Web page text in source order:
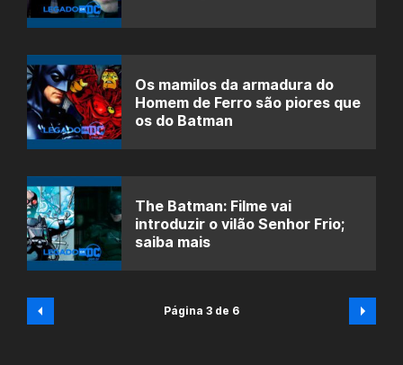
Os mamilos da armadura do
Homem de Ferro são piores que
os do Batman
The Batman: Filme vai
introduzir o vilão Senhor Frio;
saiba mais
Página 3 de 6